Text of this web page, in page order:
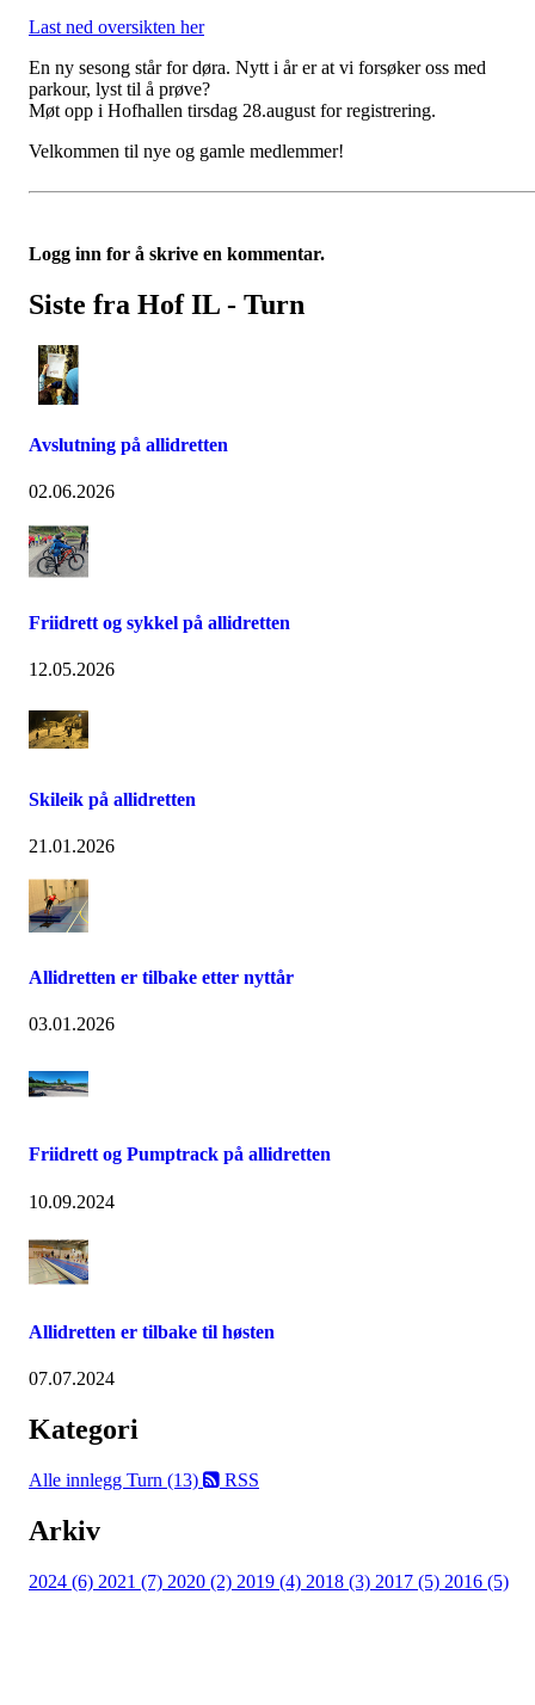
Last ned oversikten her
En ny sesong står for døra. Nytt i år er at vi forsøker oss med
parkour, lyst til å prøve?
Møt opp i Hofhallen tirsdag 28.august for registrering.
Velkommen til nye og gamle medlemmer!
Logg inn for å skrive en kommentar.
Siste fra Hof IL - Turn
Avslutning på allidretten
02.06.2026
Friidrett og sykkel på allidretten
12.05.2026
Skileik på allidretten
21.01.2026
Allidretten er tilbake etter nyttår
03.01.2026
Friidrett og Pumptrack på allidretten
10.09.2024
Allidretten er tilbake til høsten
07.07.2024
Kategori
Alle innlegg Turn (13) RSS
Arkiv
2024 (6) 2021 (7) 2020 (2) 2019 (4) 2018 (3) 2017 (5) 2016 (5)